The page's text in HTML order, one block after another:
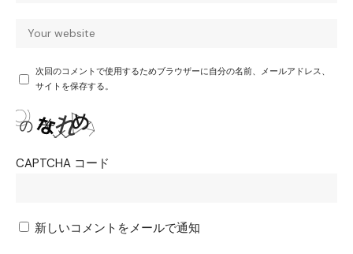
次回のコメントで使用するためブラウザーに自分の名前、メールアドレス、
サイトを保存する。
CAPTCHA コード
新しいコメントをメールで通知